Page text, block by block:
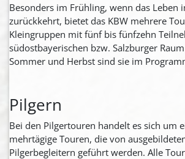
Besonders im Frühling, wenn das Leben
zurückkehrt, bietet das KBW mehrere
Kleingruppen mit fünf bis fünfzehn
südostbayerischen bzw. Salzburger
Sommer und Herbst sind sie im
Pilgern
Bei den Pilgertouren handelt es sich um
mehrtägige Touren, die von
Pilgerbegleitern geführt werden. Alle